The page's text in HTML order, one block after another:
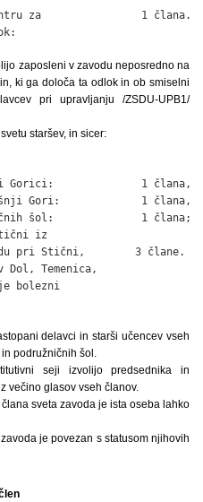
za                1 člana.
zaposleni v zavodu neposredno na
ki ga določa ta odlok in ob smiselni
pri upravljanju /ZSDU-UPB1/
staršev, in sicer:
Gorici:              1 člana,
Gori:             1 člana,
šol:              1 člana;
iz
pri Stični,        3 člane.
Dol, Temenica,
bolezni
delavci in starši učencev vseh
podružničnih šol.
seji izvolijo predsednika in
večino glasov vseh članov.
sveta zavoda je ista oseba lahko
je povezan s statusom njihovih